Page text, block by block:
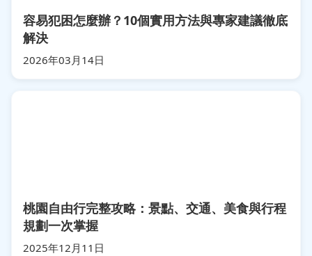
容易犯困怎麼辦？10個實用方法與專家建議徹底
解決
2026年03月14日
桃園自由行完整攻略：景點、交通、美食與行程
規劃一次掌握
2025年12月11日